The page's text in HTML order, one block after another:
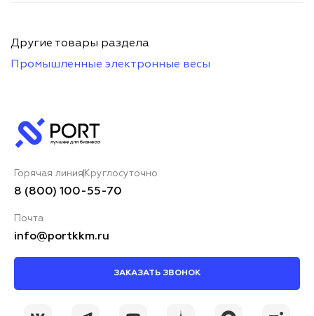
Другие товары раздела
Промышленные электронные весы
Горячая линия Круглосуточно
8 (800) 100-55-70
Почта
info@portkkm.ru
ЗАКАЗАТЬ ЗВОНОК